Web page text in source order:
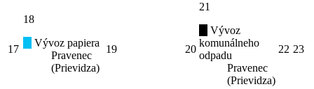
17
18
Vývoz papiera
Pravenec
(Prievidza)
19 20
21
Vývoz
komunálneho
odpadu
Pravenec
(Prievidza)
22 23